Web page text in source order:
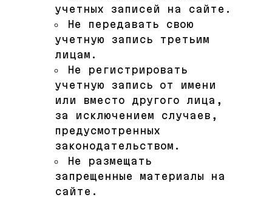
учетных записей на сайте.
Не передавать свою
учетную запись третьим
лицам.
Не регистрировать
учетную запись от имени
или вместо другого лица,
за исключением случаев,
предусмотренных
законодательством.
Не размещать
запрещенные материалы на
сайте.